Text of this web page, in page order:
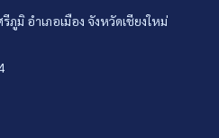
มิ อำเภอเมือง จังหวัดเชียงใหม่